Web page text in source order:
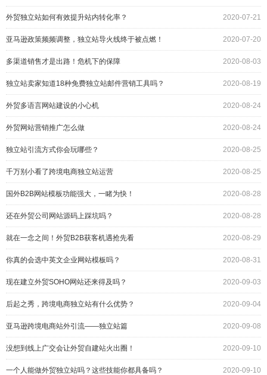
外贸独立站如何有效提升站内转化率？ 2020-07-21
亚马逊政策频频调整，独立站导火线终于被点燃！ 2020-07-20
多渠道销售才是出路！危机下的保障 2020-08-03
独立站卖家知道18种免费独立站邮件营销工具吗？ 2020-08-19
外贸多语言网站建设的小心机 2020-08-24
外贸网站营销推广怎么做 2020-08-24
独立站引流方式你会玩哪些？ 2020-08-25
千万别小看了跨境电商独立站运营 2020-08-25
国外B2B网站模板功能强大，一睹为快！ 2020-08-28
还在外贸公司网站源码上踩坑吗？ 2020-08-28
就在一念之间！外贸B2B获客机遇抢先看 2020-08-29
你真的会选中英文企业网站模板吗？ 2020-08-31
现在建立外贸SOHO网站还来得及吗？ 2020-09-03
后起之秀，跨境电商独立站有什么优势？ 2020-09-04
亚马逊跨境电商站外引流——独立站篇 2020-09-08
没想到线上广交会让外贸自建站火出圈！ 2020-09-10
一个人能做外贸独立站吗？这些技能你都具备吗？ 2020-09-10